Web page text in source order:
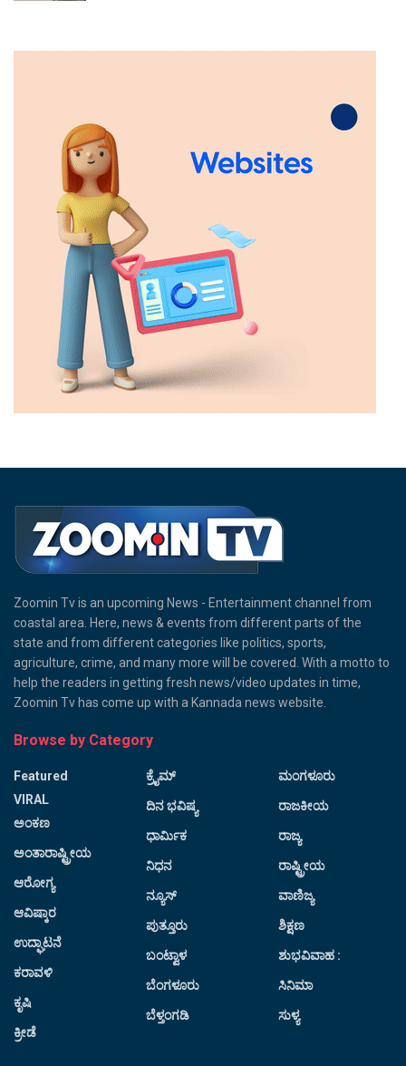
Zoomin Tv is an upcoming News - Entertainment channel from
coastal area. Here, news & events from different parts of the
state and from different categories like politics, sports,
agriculture, crime, and many more will be covered. With a motto to
help the readers in getting fresh news/video updates in time,
Zoomin Tv has come up with a Kannada news website.
Browse by Category
Featured
VIRAL
ಅಂಕಣ
ಅಂತಾರಾಷ್ಟ್ರೀಯ
ಆರೋಗ್ಯ
ಆವಿಷ್ಕಾರ
ಉದ್ಘಾಟನೆ
ಕರಾವಳಿ
ಕೃಷಿ
ಕ್ರೀಡೆ
ಕ್ರೈಮ್
ದಿನ ಭವಿಷ್ಯ
ಧಾರ್ಮಿಕ
ನಿಧನ
ನ್ಯೂಸ್
ಪುತ್ತೂರು
ಬಂಟ್ವಾಳ
ಬೆಂಗಳೂರು
ಬೆಳ್ತಂಗಡಿ
ಮಂಗಳೂರು
ರಾಜಕೀಯ
ರಾಜ್ಯ
ರಾಷ್ಟ್ರೀಯ
ವಾಣಿಜ್ಯ
ಶಿಕ್ಷಣ
ಶುಭವಿವಾಹ :
ಸಿನಿಮಾ
ಸುಳ್ಯ